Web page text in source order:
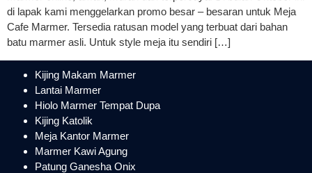
di lapak kami menggelarkan promo besar – besaran untuk Meja
Cafe Marmer. Tersedia ratusan model yang terbuat dari bahan
batu marmer asli. Untuk style meja itu sendiri […]
Kijing Makam Marmer
Lantai Marmer
Hiolo Marmer Tempat Dupa
Kijing Katolik
Meja Kantor Marmer
Marmer Kawi Agung
Patung Ganesha Onix